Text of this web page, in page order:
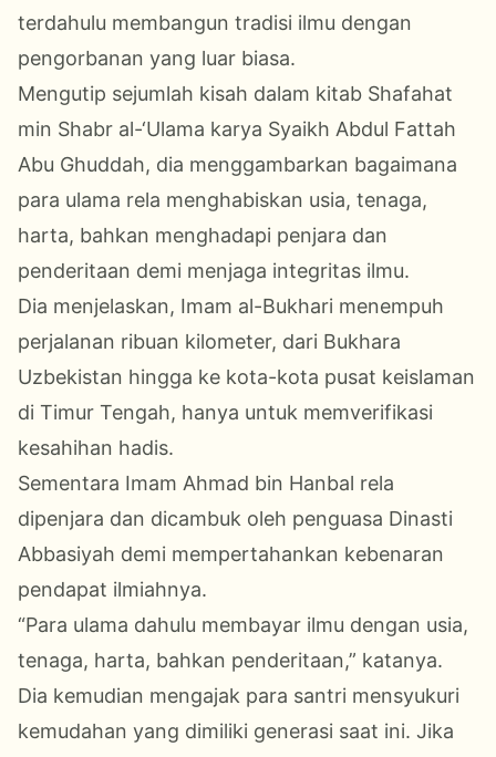
terdahulu membangun tradisi ilmu dengan
pengorbanan yang luar biasa.
Mengutip sejumlah kisah dalam kitab Shafahat
min Shabr al-‘Ulama karya Syaikh Abdul Fattah
Abu Ghuddah, dia menggambarkan bagaimana
para ulama rela menghabiskan usia, tenaga,
harta, bahkan menghadapi penjara dan
penderitaan demi menjaga integritas ilmu.
Dia menjelaskan, Imam al-Bukhari menempuh
perjalanan ribuan kilometer, dari Bukhara
Uzbekistan hingga ke kota-kota pusat keislaman
di Timur Tengah, hanya untuk memverifikasi
kesahihan hadis.
Sementara Imam Ahmad bin Hanbal rela
dipenjara dan dicambuk oleh penguasa Dinasti
Abbasiyah demi mempertahankan kebenaran
pendapat ilmiahnya.
“Para ulama dahulu membayar ilmu dengan usia,
tenaga, harta, bahkan penderitaan,” katanya.
Dia kemudian mengajak para santri mensyukuri
kemudahan yang dimiliki generasi saat ini. Jika